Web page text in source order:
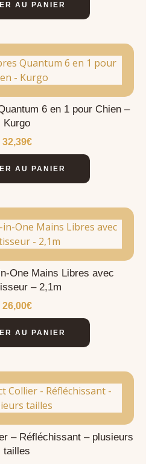
AU PANIER
6 en 1 pour Chien –
Kurgo
32,39€
AU PANIER
One Mains Libres avec
– 2,1m
26,00€
AU PANIER
– Réfléchissant – plusieurs
tailles